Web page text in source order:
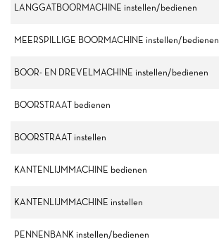
LANGGATBOORMACHINE instellen/bedienen
MEERSPILLIGE BOORMACHINE instellen/bedienen
BOOR- EN DREVELMACHINE instellen/bedienen
BOORSTRAAT bedienen
BOORSTRAAT instellen
KANTENLIJMMACHINE bedienen
KANTENLIJMMACHINE instellen
PENNENBANK instellen/bedienen